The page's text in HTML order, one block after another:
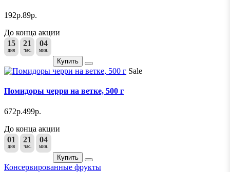
192р.89р.
До конца акции
15
дня
21
час.
04
мин.
Купить
Sale
Помидоры черри на ветке, 500 г
672р.499р.
До конца акции
01
дня
21
час.
04
мин.
Купить
Консервированные фрукты